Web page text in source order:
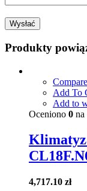
Produkty
Compare
Add To
Add to
Oceniono 0 na
4,717.10 zł